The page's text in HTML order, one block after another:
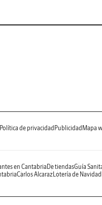
Política de privacidad Publicidad Mapa
en Cantabria De tiendasGuía
Carlos AlcarazLotería de Navidad